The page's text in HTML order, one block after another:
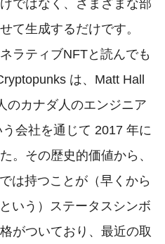
ではなく、さまざまな部
て生成するだけです。
ラティブNFTと読んでも
は、Matt Hall
のカナダ人のエンジニア
会社を通じて 2017 年に
。その歴史的価値から、
は持つことが（早くから
いう）ステータスシンボ
がついており、最近の取